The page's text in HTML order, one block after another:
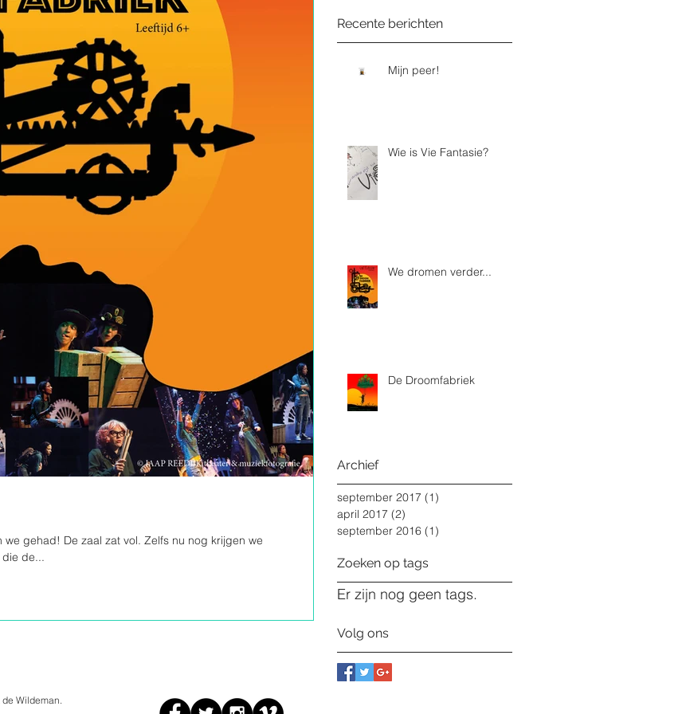
gehad! De zaal zat vol. Zelfs nu nog krijgen we
de...
Recente berichten
Mijn peer!
Wie is Vie Fantasie?
We dromen verder...
De Droomfabriek
Archief
september 2017 (1)
april 2017 (2)
september 2016 (1)
Zoeken op tags
Er zijn nog geen tags.
Volg ons
Wildeman.